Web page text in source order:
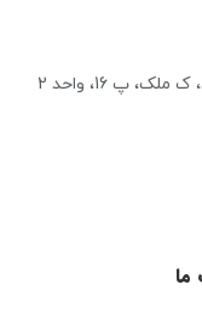
پ 16، واحد 2